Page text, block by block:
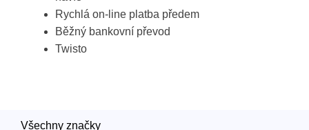
Rychlá on-line platba předem
Běžný bankovní převod
Twisto
Všechny značky